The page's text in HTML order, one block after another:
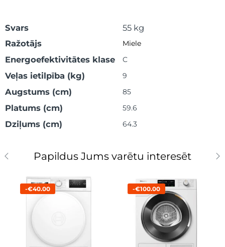
Svars
55 kg
Ražotājs
Miele
Energoefektivitātes klase C
Veļas ietilpība (kg) 9
Augstums (cm) 85
Platums (cm) 59.6
Dziļums (cm) 64.3
Papildus Jums varētu interesēt
-€40.00 -€100.00